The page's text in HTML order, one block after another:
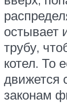
остывает
трубу,
котел. То
движется
законам